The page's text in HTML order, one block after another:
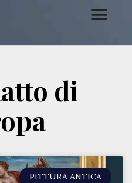
di
PITTURA ANTICA